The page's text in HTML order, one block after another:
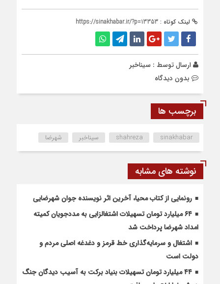
لینک کوتاه : https://sinakhabar.ir/?p=13353
ارسال توسط : سیناخبر
بدون دیدگاه
برچسب ها
shahreza sinakhabar سیناخبر شهرضا
نوشته های مشابه
رونمایی از کتاب محیا، آخرین اثر نویسنده جوان شهرضایی
۶۴ میلیارد تومان تسهیلات اشتغالزایی به مددجویان کمیته
امداد شهرضا پرداخت شد
اشتغال و سرمایه‌گذاری خط قرمز و دغدغه اصلی مردم و
دولت است
۴۴ میلیارد تومان تسهیلات بنیاد برکت به آسیب دیدگان جنگ